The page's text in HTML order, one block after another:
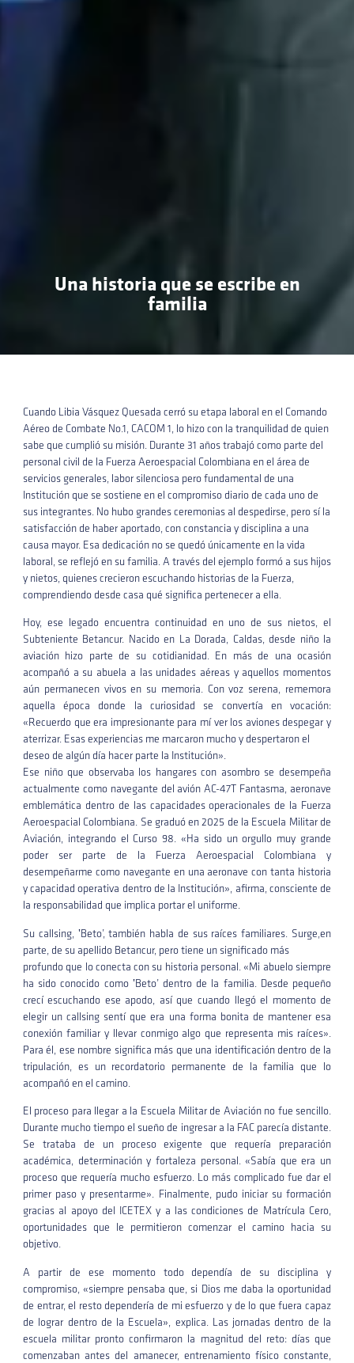
Una historia que se escribe en
familia
Cuando Libia Vásquez Quesada cerró su etapa laboral en el Comando
Aéreo de Combate No.1, CACOM 1, lo hizo con la tranquilidad de quien
sabe que cumplió su misión. Durante 31 años trabajó como parte del
personal civil de la Fuerza Aeroespacial Colombiana en el área de
servicios generales, labor silenciosa pero fundamental de una
Institución que se sostiene en el compromiso diario de cada uno de
sus integrantes. No hubo grandes ceremonias al despedirse, pero sí la
satisfacción de haber aportado, con constancia y disciplina a una
causa mayor. Esa dedicación no se quedó únicamente en la vida
laboral, se reflejó en su familia. A través del ejemplo formó a sus hijos
y nietos, quienes crecieron escuchando historias de la Fuerza,
comprendiendo desde casa qué significa pertenecer a ella.
Hoy, ese legado encuentra continuidad en uno de sus nietos, el
Subteniente Betancur. Nacido en La Dorada, Caldas, desde niño la
aviación hizo parte de su cotidianidad. En más de una ocasión
acompañó a su abuela a las unidades aéreas y aquellos momentos
aún permanecen vivos en su memoria. Con voz serena, rememora
aquella época donde la curiosidad se convertía en vocación:
«Recuerdo que era impresionante para mí ver los aviones despegar y
aterrizar. Esas experiencias me marcaron mucho y despertaron el
deseo de algún día hacer parte la Institución».
Ese niño que observaba los hangares con asombro se desempeña
actualmente como navegante del avión AC-47T Fantasma, aeronave
emblemática dentro de las capacidades operacionales de la Fuerza
Aeroespacial Colombiana. Se graduó en 2025 de la Escuela Militar de
Aviación, integrando el Curso 98. «Ha sido un orgullo muy grande
poder ser parte de la Fuerza Aeroespacial Colombiana y
desempeñarme como navegante en una aeronave con tanta historia
y capacidad operativa dentro de la Institución», afirma, consciente de
la responsabilidad que implica portar el uniforme.
Su callsing, ‛Beto’, también habla de sus raíces familiares. Surge,en
parte, de su apellido Betancur, pero tiene un significado más
profundo que lo conecta con su historia personal. «Mi abuelo siempre
ha sido conocido como ‛Beto’ dentro de la familia. Desde pequeño
crecí escuchando ese apodo, así que cuando llegó el momento de
elegir un callsing sentí que era una forma bonita de mantener esa
conexión familiar y llevar conmigo algo que representa mis raíces».
Para él, ese nombre significa más que una identificación dentro de la
tripulación, es un recordatorio permanente de la familia que lo
acompañó en el camino.
El proceso para llegar a la Escuela Militar de Aviación no fue sencillo.
Durante mucho tiempo el sueño de ingresar a la FAC parecía distante.
Se trataba de un proceso exigente que requería preparación
académica, determinación y fortaleza personal. «Sabía que era un
proceso que requería mucho esfuerzo. Lo más complicado fue dar el
primer paso y presentarme». Finalmente, pudo iniciar su formación
gracias al apoyo del ICETEX y a las condiciones de Matrícula Cero,
oportunidades que le permitieron comenzar el camino hacia su
objetivo.
A partir de ese momento todo dependía de su disciplina y
compromiso, «siempre pensaba que, si Dios me daba la oportunidad
de entrar, el resto dependería de mi esfuerzo y de lo que fuera capaz
de lograr dentro de la Escuela», explica. Las jornadas dentro de la
escuela militar pronto confirmaron la magnitud del reto: días que
comenzaban antes del amanecer, entrenamiento físico constante,